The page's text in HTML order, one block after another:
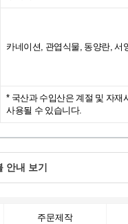
카네이션, 관엽식물, 동양란, 서
* 국산과 수입산은 계절 및 자재
사용될 수 있습니다.
안내 보기
주문제작